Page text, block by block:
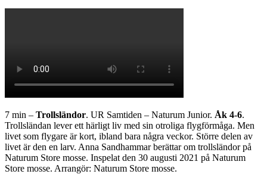
7 min – Trollsländor. UR Samtiden – Naturum Junior. Åk 4-6.
Trollsländan lever ett härligt liv med sin otroliga flygförmåga. Men
livet som flygare är kort, ibland bara några veckor. Större delen av
livet är den en larv. Anna Sandhammar berättar om trollsländor på
Naturum Store mosse. Inspelat den 30 augusti 2021 på Naturum
Store mosse. Arrangör: Naturum Store mosse.